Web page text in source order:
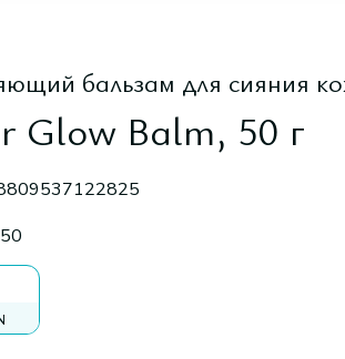
бальзам для сияния
Glow Balm, 50 г
50